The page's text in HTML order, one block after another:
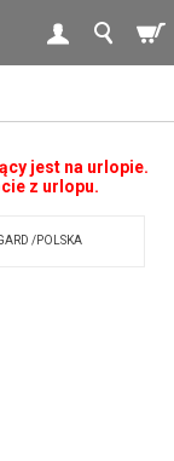
jest na urlopie.
z urlopu.
/POLSKA